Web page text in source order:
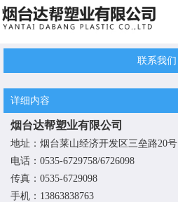
联系我们
详细内容
烟台达帮塑业有限公司
地址：烟台莱山经济开发区三垒路20号
电话：0535-6729758/6726098
传真：0535-6729098
手机：13863838763